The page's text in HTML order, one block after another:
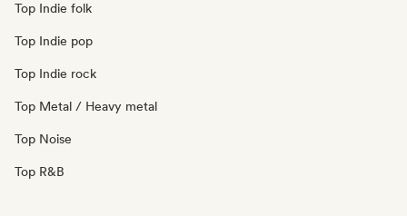
Top Indie folk
Top Indie pop
Top Indie rock
Top Metal / Heavy metal
Top Noise
Top R&B